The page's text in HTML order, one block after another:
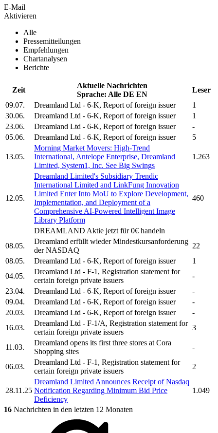
E-Mail
Aktivieren
Alle
Pressemitteilungen
Empfehlungen
Chartanalysen
Berichte
Zeit
Aktuelle Nachrichten
Sprache: Alle DE EN
Leser
09.07.
Dreamland Ltd - 6-K, Report of foreign issuer
1
30.06.
Dreamland Ltd - 6-K, Report of foreign issuer
1
23.06.
Dreamland Ltd - 6-K, Report of foreign issuer
-
05.06.
Dreamland Ltd - 6-K, Report of foreign issuer 5
13.05.
Morning Market Movers: High-Trend
International, Antelope Enterprise, Dreamland
Limited, System1, Inc. See Big Swings
1.263
12.05.
Dreamland Limited's Subsidiary Trendic
International Limited and LinkFung Innovation
Limited Enter Into MoU to Explore Development,
Implementation, and Deployment of a
Comprehensive AI-Powered Intelligent Image
Library Platform
460
DREAMLAND Aktie jetzt für 0€ handeln
08.05.
Dreamland erfüllt wieder Mindestkursanforderung
der NASDAQ
22
08.05.
Dreamland Ltd - 6-K, Report of foreign issuer
1
04.05.
Dreamland Ltd - F-1, Registration statement for
certain foreign private issuers
-
23.04.
Dreamland Ltd - 6-K, Report of foreign issuer
-
09.04.
Dreamland Ltd - 6-K, Report of foreign issuer
-
20.03.
Dreamland Ltd - 6-K, Report of foreign issuer
-
16.03.
Dreamland Ltd - F-1/A, Registration statement for
certain foreign private issuers
3
11.03.
Dreamland opens its first three stores at Cora
Shopping sites
-
06.03.
Dreamland Ltd - F-1, Registration statement for
certain foreign private issuers
2
28.11.25
Dreamland Limited Announces Receipt of Nasdaq
Notification Regarding Minimum Bid Price
Deficiency
1.049
16 Nachrichten in den letzten 12 Monaten